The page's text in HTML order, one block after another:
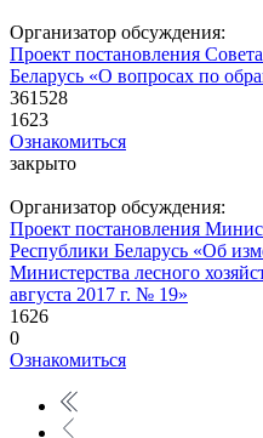
Организатор обсуждения:
Проект постановления
Беларусь «О вопросах по
361528
1623
Ознакомиться
закрыто
Организатор обсуждения:
Проект постановления
Республики Беларусь «Об
Министерства лесного
августа 2017 г. № 19»
1626
0
Ознакомиться